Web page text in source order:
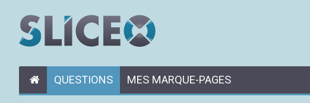
QUESTIONS MES MARQUE-PAGES